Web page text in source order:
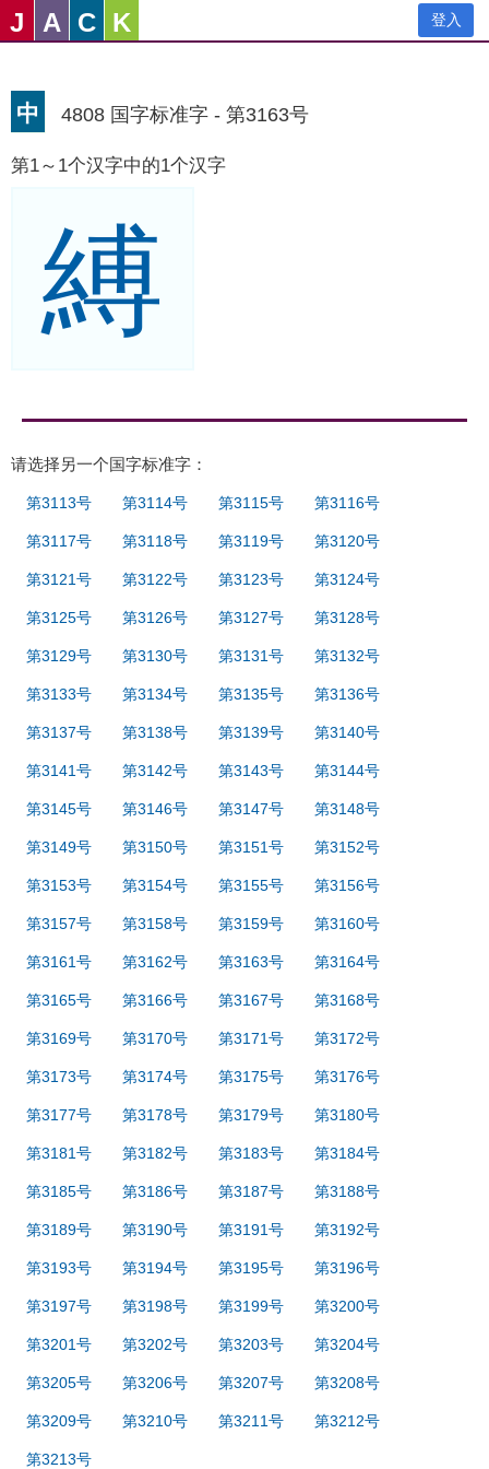
J A C K 登入
中 4808 国字标准字 - 第3163号
第1～1个汉字中的1个汉字
縛
请选择另一个国字标准字：
第3113号 第3114号 第3115号 第3116号
第3117号 第3118号 第3119号 第3120号
第3121号 第3122号 第3123号 第3124号
第3125号 第3126号 第3127号 第3128号
第3129号 第3130号 第3131号 第3132号
第3133号 第3134号 第3135号 第3136号
第3137号 第3138号 第3139号 第3140号
第3141号 第3142号 第3143号 第3144号
第3145号 第3146号 第3147号 第3148号
第3149号 第3150号 第3151号 第3152号
第3153号 第3154号 第3155号 第3156号
第3157号 第3158号 第3159号 第3160号
第3161号 第3162号 第3163号 第3164号
第3165号 第3166号 第3167号 第3168号
第3169号 第3170号 第3171号 第3172号
第3173号 第3174号 第3175号 第3176号
第3177号 第3178号 第3179号 第3180号
第3181号 第3182号 第3183号 第3184号
第3185号 第3186号 第3187号 第3188号
第3189号 第3190号 第3191号 第3192号
第3193号 第3194号 第3195号 第3196号
第3197号 第3198号 第3199号 第3200号
第3201号 第3202号 第3203号 第3204号
第3205号 第3206号 第3207号 第3208号
第3209号 第3210号 第3211号 第3212号
第3213号